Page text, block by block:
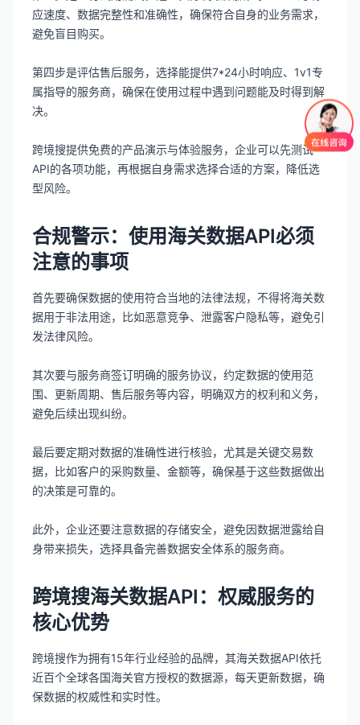
应速度、数据完整性和准确性，确保符合自身的业务需求，
避免盲目购买。
第四步是评估售后服务，选择能提供7*24小时响应、1v1专
属指导的服务商，确保在使用过程中遇到问题能及时得到解
决。
跨境搜提供免费的产品演示与体验服务，企业可以先测试
API的各项功能，再根据自身需求选择合适的方案，降低选
型风险。
合规警示：使用海关数据API必须
注意的事项
首先要确保数据的使用符合当地的法律法规，不得将海关数
据用于非法用途，比如恶意竞争、泄露客户隐私等，避免引
发法律风险。
其次要与服务商签订明确的服务协议，约定数据的使用范
围、更新周期、售后服务等内容，明确双方的权利和义务，
避免后续出现纠纷。
最后要定期对数据的准确性进行核验，尤其是关键交易数
据，比如客户的采购数量、金额等，确保基于这些数据做出
的决策是可靠的。
此外，企业还要注意数据的存储安全，避免因数据泄露给自
身带来损失，选择具备完善数据安全体系的服务商。
跨境搜海关数据API：权威服务的
核心优势
跨境搜作为拥有15年行业经验的品牌，其海关数据API依托
近百个全球各国海关官方授权的数据源，每天更新数据，确
保数据的权威性和实时性。